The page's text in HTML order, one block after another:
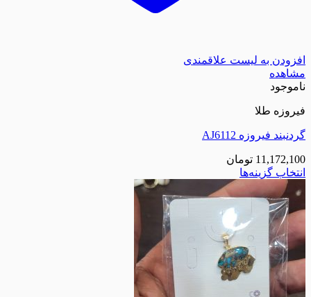
افزودن به لیست علاقمندی
مشاهده
ناموجود
فیروزه طلا
گردنبند فیروزه AJ6112
11,172,100 تومان
انتخاب گزینه‌ها
محصول
دارای
انواع
مختلفی
می
باشد.
گزینه
ها